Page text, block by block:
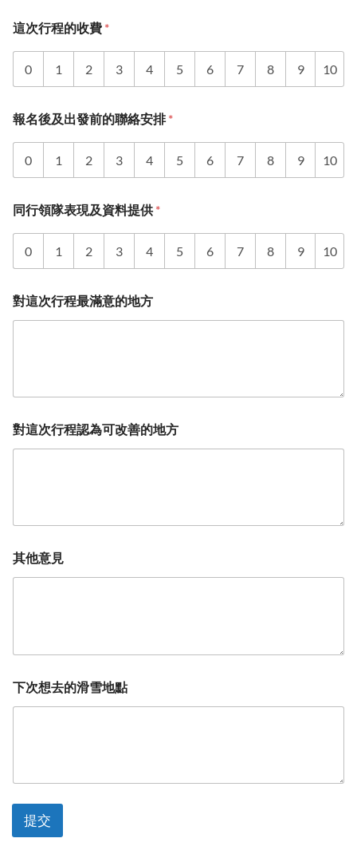
這次行程的收費 *
0 1 2 3 4 5 6 7 8 9 10
報名後及出發前的聯絡安排*
0 1 2 3 4 5 6 7 8 9 10
同行領隊表現及資料提供 *
0 1 2 3 4 5 6 7 8 9 10
對這次行程最滿意的地方
對這次行程認為可改善的地方
其他意見
下次想去的滑雪地點
提交